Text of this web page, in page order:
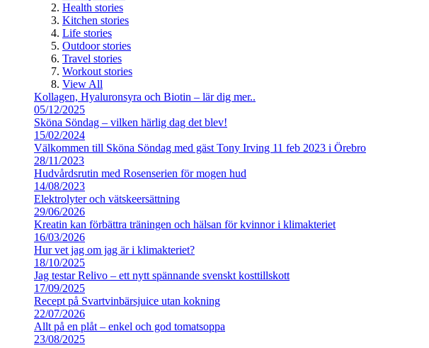
Health stories
Kitchen stories
Life stories
Outdoor stories
Travel stories
Workout stories
View All
Kollagen, Hyaluronsyra och Biotin – lär dig mer..
05/12/2025
Sköna Söndag – vilken härlig dag det blev!
15/02/2024
Välkommen till Sköna Söndag med gäst Tony Irving 11 feb 2023 i Örebro
28/11/2023
Hudvårdsrutin med Rosenserien för mogen hud
14/08/2023
Elektrolyter och vätskeersättning
29/06/2026
Kreatin kan förbättra träningen och hälsan för kvinnor i klimakteriet
16/03/2026
Hur vet jag om jag är i klimakteriet?
18/10/2025
Jag testar Relivo – ett nytt spännande svenskt kosttillskott
17/09/2025
Recept på Svartvinbärsjuice utan kokning
22/07/2026
Allt på en plåt – enkel och god tomatsoppa
23/08/2025